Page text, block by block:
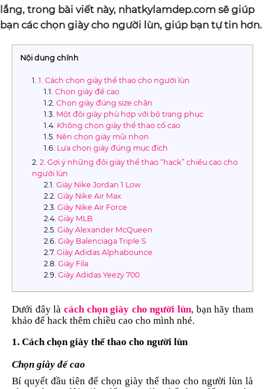
lắng, trong bài viết này, nhatkylamdep.com sẽ giúp
bạn các chọn giày cho người lùn, giúp bạn tự tin hơn.
Nội dung chính
1. Cách chọn giày thể thao cho người lùn
Chọn giày đế cao
Chọn giày đúng size chân
Một đôi giày phù hợp với bộ trang phục
Không chọn giày thể thao cổ cao
Nên chọn giày mũi nhọn
Lựa chọn giày đúng mục đích
2. Gợi ý những đôi giày thể thao “hack” chiều cao cho
người lùn
Giày Nike Jordan 1 Low
Giày Nike Air Max
Giày Nike Air Force
Giày MLB
Giày Alexander McQueen
Giày Balenciaga Triple S
Giày Adidas Alphabounce
Giày Fila
Giày Adidas Yeezy 700
Dưới đây là cách chọn giày cho người lùn, bạn hãy tham
khảo để hack thêm chiều cao cho mình nhé.
1. Cách chọn giày thể thao cho người lùn
Chọn giày đế cao
Bí quyết đầu tiên để chọn giày thể thao cho người lùn là